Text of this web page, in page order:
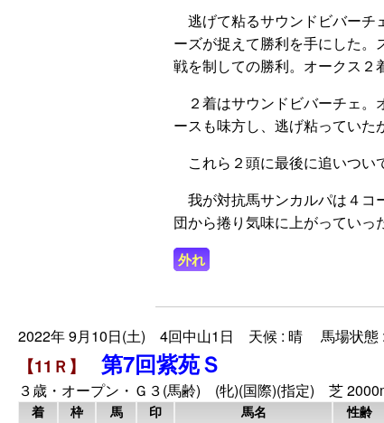
逃げて粘るサウンドビバーチ
ーズが捉えて勝利を手にした
戦を制しての勝利。オークス２
２着はサウンドビバーチェ。
ースも味方し、逃げ粘っていた
これら２頭に最後に追いつい
我が対抗馬サンカルパは４コ
団から捲り気味に上がっていっ
外れ
2022年 9月10日(土) 4回中山1日 天候 : 晴 馬場状態
【11Ｒ】 第7回紫苑Ｓ
３歳・オープン・Ｇ３(馬齢) (牝)(国際)(指定) 芝
着 枠 馬 印 馬名 性齢